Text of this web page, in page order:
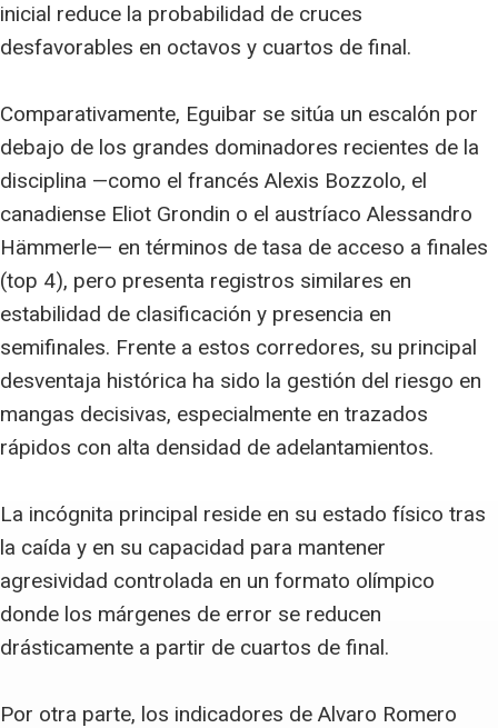
inicial reduce la probabilidad de cruces
desfavorables en octavos y cuartos de final.
Comparativamente, Eguibar se sitúa un escalón por
debajo de los grandes dominadores recientes de la
disciplina —como el francés Alexis Bozzolo, el
canadiense Eliot Grondin o el austríaco Alessandro
Hämmerle— en términos de tasa de acceso a finales
(top 4), pero presenta registros similares en
estabilidad de clasificación y presencia en
semifinales. Frente a estos corredores, su principal
desventaja histórica ha sido la gestión del riesgo en
mangas decisivas, especialmente en trazados
rápidos con alta densidad de adelantamientos.
La incógnita principal reside en su estado físico tras
la caída y en su capacidad para mantener
agresividad controlada en un formato olímpico
donde los márgenes de error se reducen
drásticamente a partir de cuartos de final.
Por otra parte, los indicadores de Alvaro Romero